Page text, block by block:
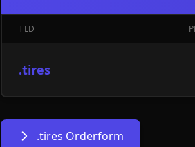
TLD
.tires
.tires Orderform